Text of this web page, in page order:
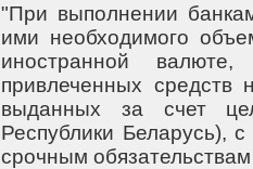
"При выполнении
ими необходимого
иностранной
привлеченных средств
выданных за счет
Республики Беларусь),
срочным